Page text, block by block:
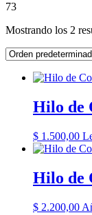
73
Mostrando los 2
Hilo de
$ 1.500,00
Hilo de
$ 2.200,00